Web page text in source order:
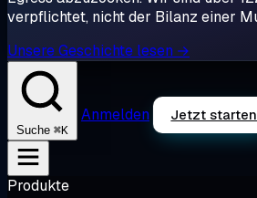
verpflichtet, nicht der Bilanz einer
Unsere Geschichte lesen →
Suche ⌘K
Anmelden Jetzt starten
Produkte